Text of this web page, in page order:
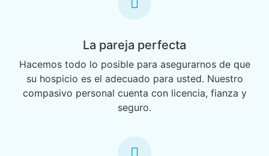
La pareja perfecta
Hacemos todo lo posible para asegurarnos de que
su hospicio es el adecuado para usted. Nuestro
compasivo personal cuenta con licencia, fianza y
seguro.